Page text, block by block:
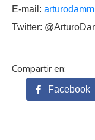
E-mail:
Twitter:
Facebook